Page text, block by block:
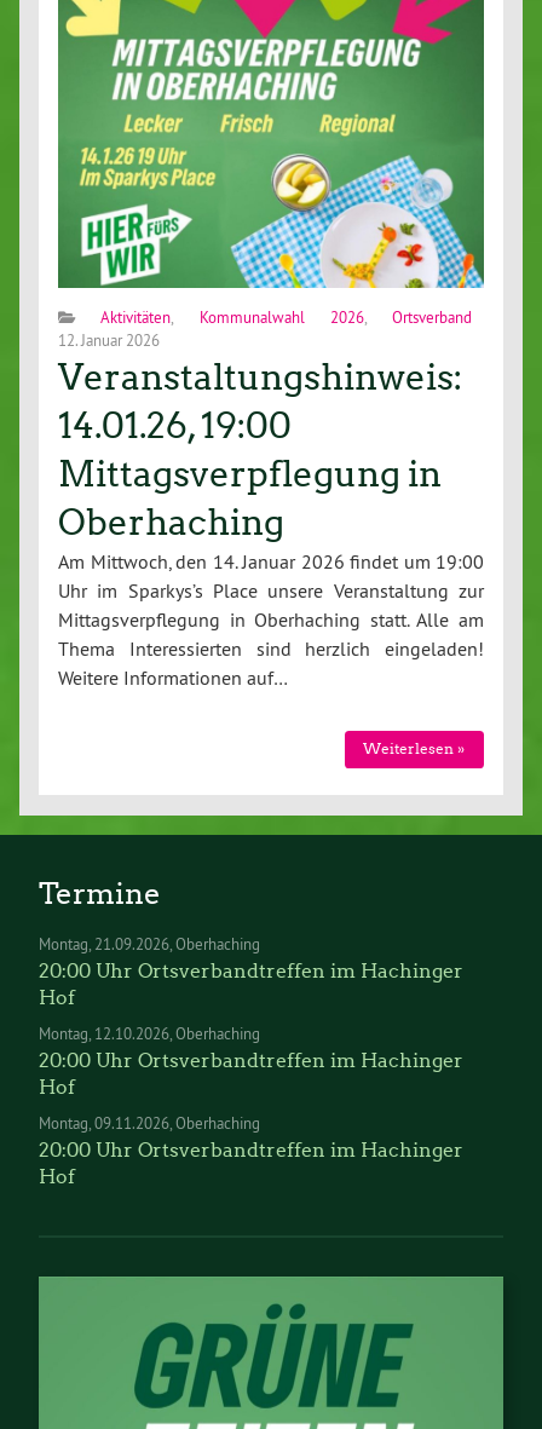
Aktivitäten, Kommunalwahl 2026, Ortsverband
12. Januar 2026
Veranstaltungshinweis:
14.01.26, 19:00
Mittagsverpflegung in
Oberhaching
Am Mittwoch, den 14. Januar 2026 findet um 19:00
Uhr im Sparkys’s Place unsere Veranstaltung zur
Mittagsverpflegung in Oberhaching statt. Alle am
Thema Interessierten sind herzlich eingeladen!
Weitere Informationen auf…
Weiterlesen »
Termine
Montag 21.09.2026 Oberhaching
20:00 Uhr Ortsverbandtreffen im Hachinger
Hof
Montag 12.10.2026 Oberhaching
20:00 Uhr Ortsverbandtreffen im Hachinger
Hof
Montag 09.11.2026 Oberhaching
20:00 Uhr Ortsverbandtreffen im Hachinger
Hof